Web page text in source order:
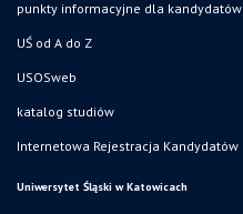
punkty informacyjne dla kandydatów
UŚ od A do Z
USOSweb
katalog studiów
Internetowa Rejestracja Kandydatów
Uniwersytet Śląski w Katowicach